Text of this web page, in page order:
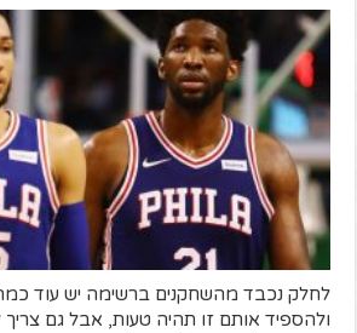
לחלק נכבד מהשחקנים ברשימה יש עוד
ולהספיד אותם זו תהיה טעות, אבל גם